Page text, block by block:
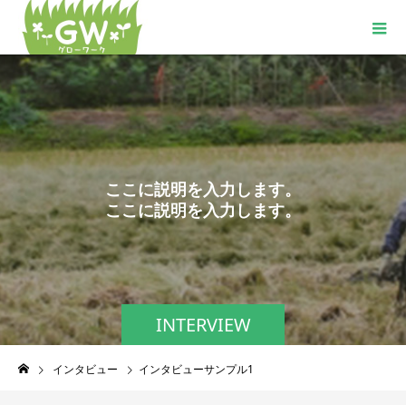
INTERVIEW
ここに説明を入力し ます。
ここに説明を入力します。
インタビュー インタビューサンプル1